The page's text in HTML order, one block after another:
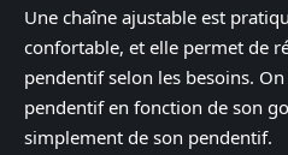
Une chaîne ajustable est
confortable, et elle permet de
pendentif selon les besoins.
pendentif en fonction de son
simplement de son pendentif.